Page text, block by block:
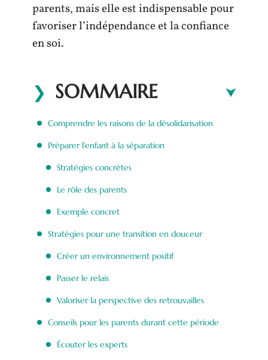
parents, mais elle est indispensable pour
favoriser l’indépendance et la confiance
en soi.
SOMMAIRE
Comprendre les raisons de la désolidarisation
Préparer l’enfant à la séparation
Stratégies concrètes
Le rôle des parents
Exemple concret
Stratégies pour une transition en douceur
Créer un environnement positif
Passer le relais
Valoriser la perspective des retrouvailles
Conseils pour les parents durant cette période
Écouter les experts